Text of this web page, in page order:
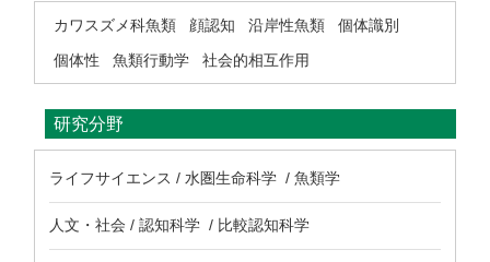
カワスズメ科魚類 顔認知 沿岸性魚類
個体識別
個体性
魚類行動学 社会的相互作用
研究分野
ライフサイエンス / 水圏生命科学 / 魚類学
人文・社会 / 認知科学 / 比較認知科学